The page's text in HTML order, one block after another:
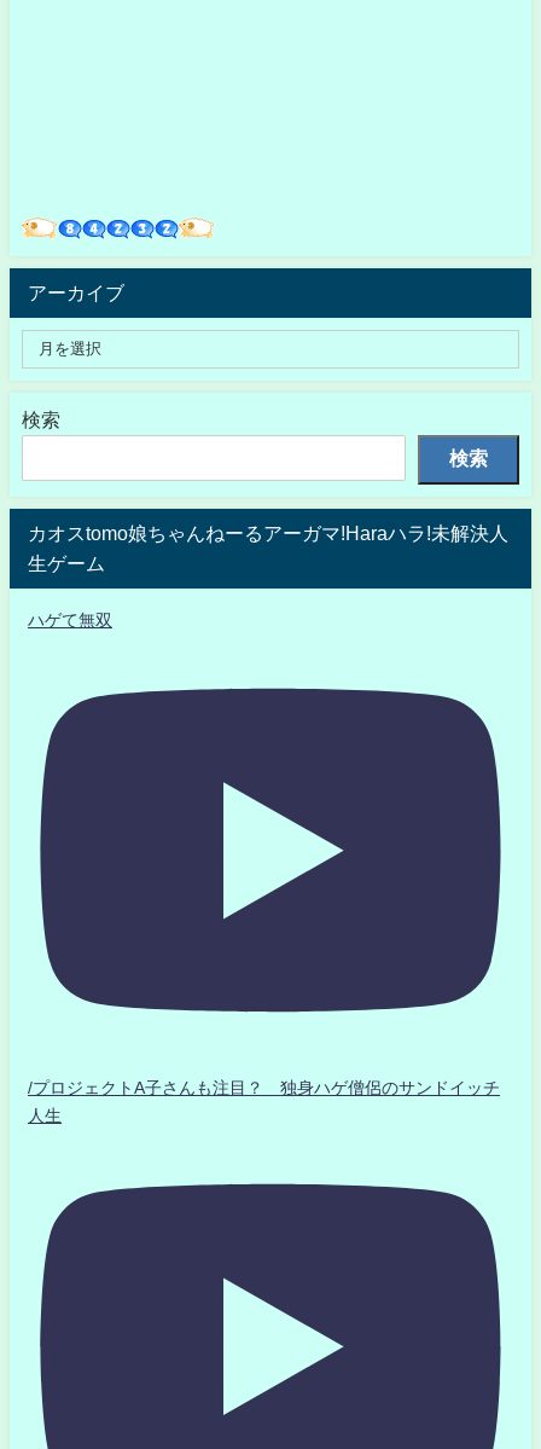
アーカイブ
検索
検索
カオスtomo娘ちゃんねーるアーガマ!Haraハラ!未解決人
生ゲーム
ハゲて無双
/プロジェクトA子さんも注目？ 独身ハゲ僧侶のサンドイッチ
人生